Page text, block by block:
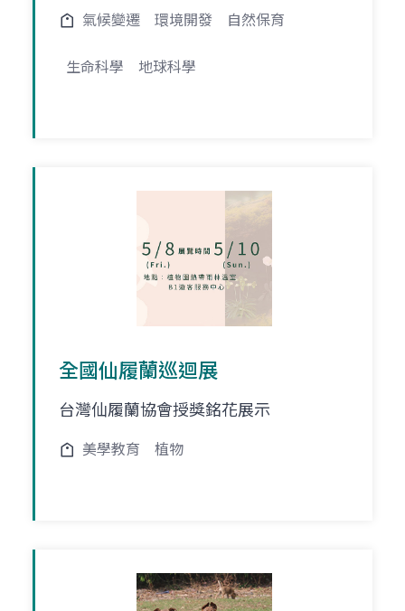
氣候變遷 環境開發 自然保育
生命科學 地球科學
全國仙履蘭巡迴展
台灣仙履蘭協會授獎銘花展示
美學教育 植物